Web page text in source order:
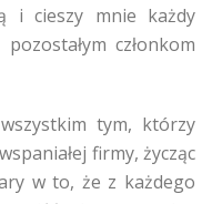
i cieszy mnie każdy
członkom
tym, którzy
firmy, życząc
w to, że z każdego